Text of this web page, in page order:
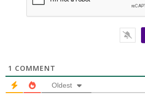
1 COMMENT
Oldest